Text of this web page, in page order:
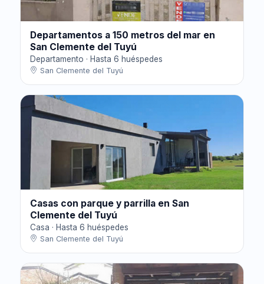
Departamentos a 150 metros del mar en
San Clemente del Tuyú
Departamento · Hasta 6 huéspedes
San Clemente del Tuyú
Casas con parque y parrilla en San
Clemente del Tuyú
Casa · Hasta 6 huéspedes
San Clemente del Tuyú